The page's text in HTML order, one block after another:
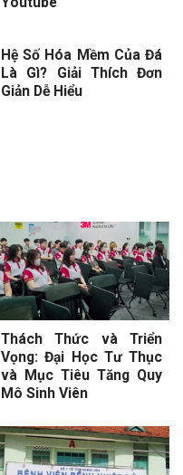
Hệ Số Hóa Mềm Của Đá
Là Gì? Giải Thích Đơn
Giản Dễ Hiểu
Thách Thức và Triển
Vọng: Đại Học Tư Thục
và Mục Tiêu Tăng Quy
Mô Sinh Viên